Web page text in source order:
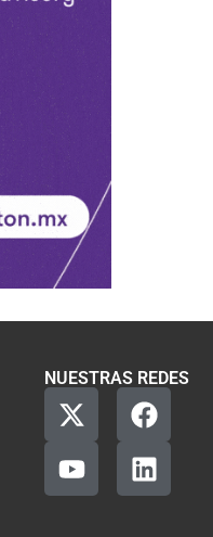
NUESTRAS REDES